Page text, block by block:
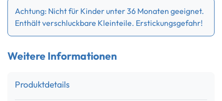
Achtung: Nicht für Kinder unter 36 Monaten geeignet.
Enthält verschluckbare Kleinteile. Erstickungsgefahr!
Weitere Informationen
Produktdetails